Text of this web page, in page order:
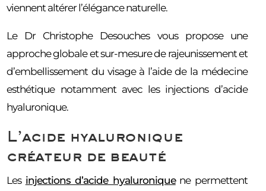
viennent altérer l’élégance naturelle.
Le Dr Christophe Desouches vous propose une
approche globale et sur-mesure de rajeunissement et
d’embellissement du visage à l’aide de la médecine
esthétique notamment avec les injections d’acide
hyaluronique.
L’acide hyaluronique
créateur de beauté
Les injections d’acide hyaluroniquene permettent